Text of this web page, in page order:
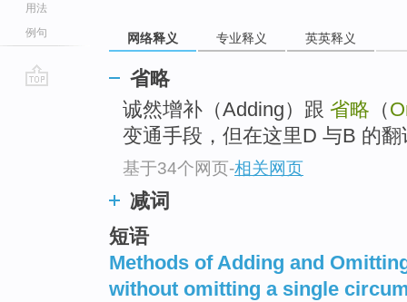
用法
例句
网络释义 专业释义 英英释义
省略
诚然增补（Adding）跟 省略 （
变通手段，但在这里D 与B 的
基于34个网页-相关网页
减词
短语
Methods of Adding and
without omitting a single